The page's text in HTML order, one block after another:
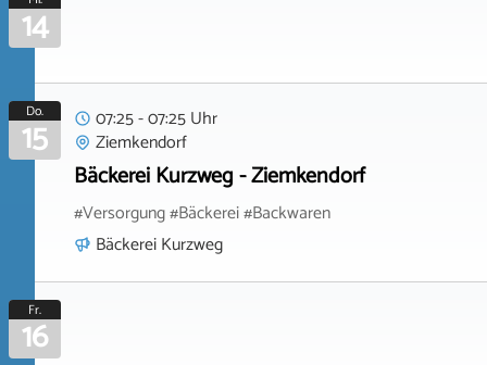
14
Do.
15
07:25 - 07:25 Uhr
Ziemkendorf
Bäckerei Kurzweg - Ziemkendorf
#Versorgung #Bäckerei #Backwaren
Bäckerei Kurzweg
Fr.
16